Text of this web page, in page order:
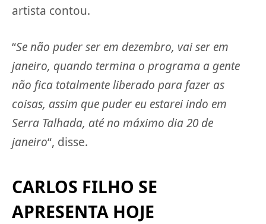
artista contou.
“Se não puder ser em dezembro, vai ser em
janeiro, quando termina o programa a gente
não fica totalmente liberado para fazer as
coisas, assim que puder eu estarei indo em
Serra Talhada, até no máximo dia 20 de
janeiro“, disse.
CARLOS FILHO SE
APRESENTA HOJE